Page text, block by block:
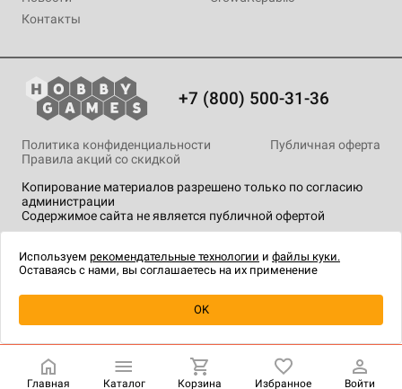
Уведомить о наличии
Контакты
+7 (800) 500-31-36
Копирование материалов разрешено только по согласию
администрации
Содержимое сайта не является публичной офертой
Политика конфиденциальности
Публичная оферта
Правила акций со скидкой
технологии.
Главная Каталог Корзина Избранное Войти
Используем рекомендательные технологии и файлы куки.
Оставаясь с нами, вы соглашаетесь на их применение
OK